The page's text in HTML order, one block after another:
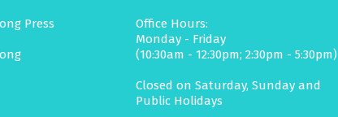
Press
Office Hours:
Monday - Friday
(10:30am - 12:30pm; 2:30pm - 5:30pm)
Closed on Saturday, Sunday and
Public Holidays